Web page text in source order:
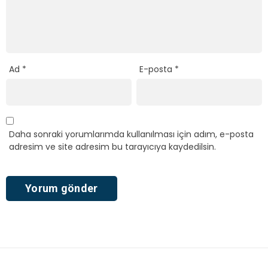
Ad * E-posta *
Daha sonraki yorumlarımda kullanılması için adım, e-posta
adresim ve site adresim bu tarayıcıya kaydedilsin.